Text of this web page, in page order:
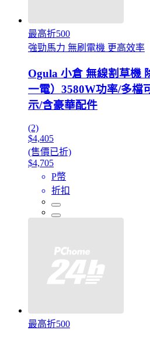
最高折500
強勁馬力 無刷電機 更高效率
Ogula 小倉 無線割草機
一電）3580W功率/多檔
示/含豪華配件
(2)
$4,405
(售價已折)
$4,705
P幣
折扣
最高折500